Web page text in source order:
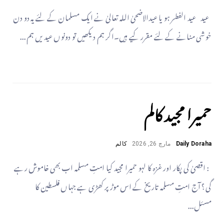
عید عید الفطر ہو یا عیدالاضحیٰ اللہ تعالیٰ نے ایک مسلمان کے لئے یہ دو دن
خوشی منانے کے لئے مقرر کیے ہیں۔اگر ہم دیکھیں تو دونوں عیدیں ہم...
حمیرا مجید کالم
Daily Doraha مارچ 26, 2026 کالم
: اقصیٰ کی پکار اور غزہ کا لہو حمیرا مجید کیا امتِ مسلمہ اب بھی خاموش رہے
گی؟ آج امتِ مسلمہ تاریخ کے اس موڑ پر کھڑی ہے جہاں فلسطین کا
مسئل...